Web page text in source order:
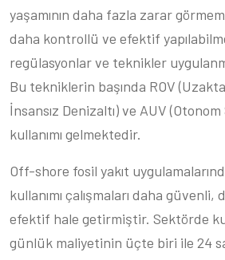
yaşamının daha fazla zarar
daha kontrollü ve efektif
regülasyonlar ve teknikler
Bu tekniklerin başında ROV
İnsansız Denizaltı) ve AUV (Otonom
kullanımı gelmektedir.
Off-shore fosil yakıt
kullanımı çalışmaları daha
efektif hale getirmiştir. Sektörde
günlük maliyetinin üçte biri ile 24